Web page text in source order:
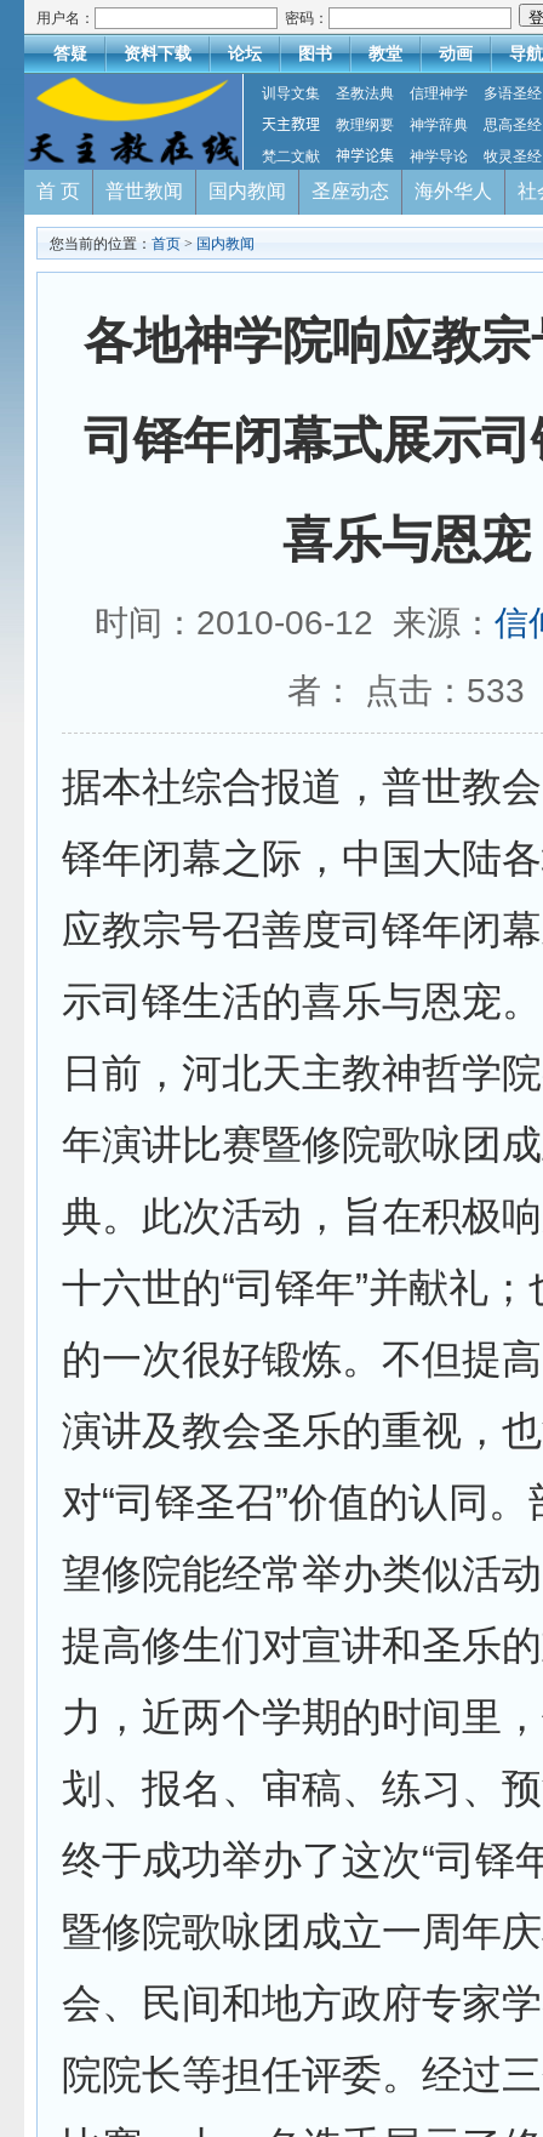
用户名： 密码：
答疑 资料下载 论坛 图书 教堂 动画 导航
训导文集 圣教法典 信理神学
多语圣经
天主教理
教理纲要 神学辞典
思高圣经
梵二文献
神学论集 神学导论 牧灵圣经
首 页 普世教闻 国内教闻 圣座动态 海外华人 社
您当前的位置： 首页 > 国内教闻
各地神学院响应教
司铎年闭幕式展示
喜乐与恩宠
时间：2010-06-12 来源： 信
者： 点击： 533
据本社综合报道，普世教
铎年闭幕之际，中国大陆
应教宗号召善度司铎年闭
示司铎生活的喜乐与恩宠。
日前，河北天主教神哲学
年演讲比赛暨修院歌咏团
典。此次活动，旨在积极
十六世的“司铎年”并献礼
的一次很好锻炼。不但提
演讲及教会圣乐的重视，
对“司铎圣召”价值的认同
望修院能经常举办类似活
提高修生们对宣讲和圣乐
力，近两个学期的时间里
划、报名、审稿、练习、
终于成功举办了这次“司铎
暨修院歌咏团成立一周年
会、民间和地方政府专家
院院长等担任评委。经过